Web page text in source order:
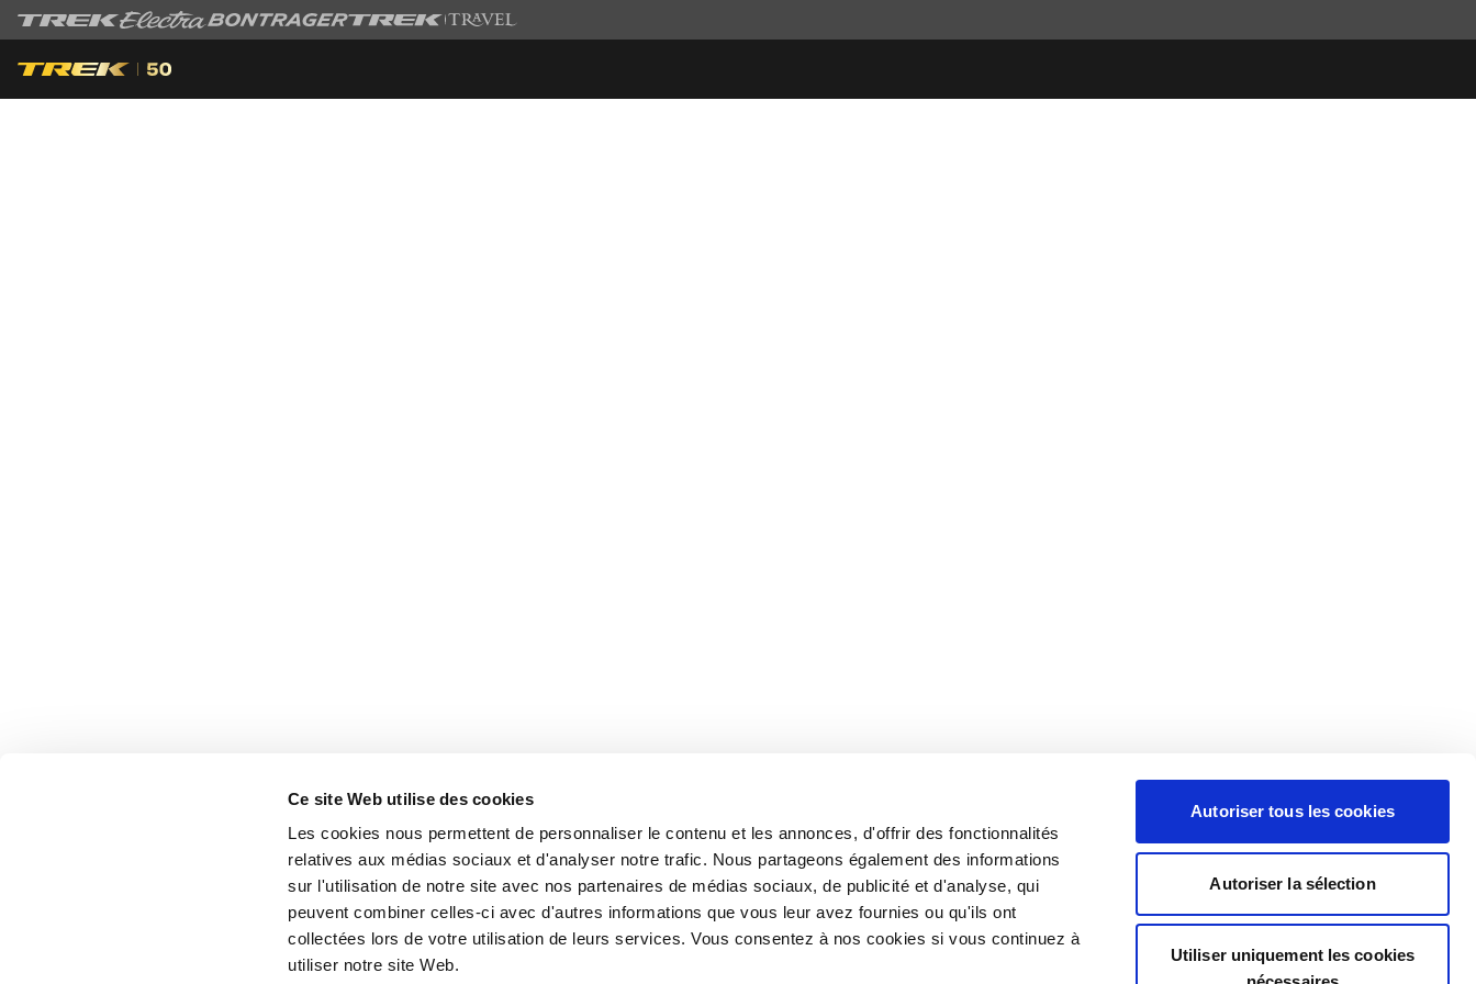
Ce site Web utilise des cookies
Les cookies nous permettent de personnaliser le contenu et les annonces, d'offrir des fonctionnalités
relatives aux médias sociaux et d'analyser notre trafic. Nous partageons également des informations
sur l'utilisation de notre site avec nos partenaires de médias sociaux, de publicité et d'analyse, qui
peuvent combiner celles-ci avec d'autres informations que vous leur avez fournies ou qu'ils ont
collectées lors de votre utilisation de leurs services. Vous consentez à nos cookies si vous continuez à
utiliser notre site Web.
Autoriser tous les cookies
Autoriser la sélection
Utiliser uniquement les cookies